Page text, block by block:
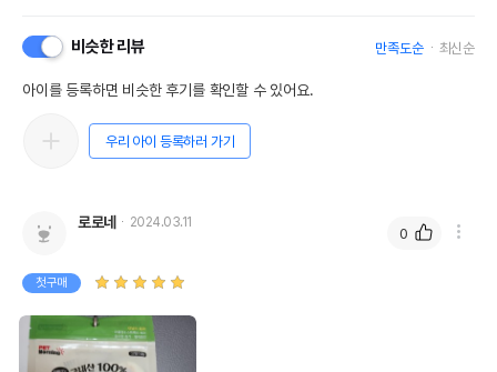
비슷한 리뷰 만족도순 최신순
아이를 등록하면 비슷한 후기를 확인할 수 있어요.
우리 아이 등록하러 가기
로로네 2024.03.11
첫구매
0